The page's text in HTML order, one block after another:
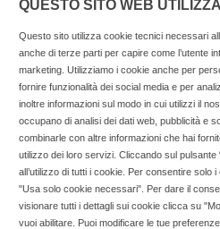
Copyright © 2025
professionisti della
Socialfarma.it è un marchio
Francesco, 19 - 73041 Carmiano
3276346536 Cell: 3297281965 -
QUESTO SITO WEB
Questo sito utilizza cookie tecnici necessari
anche di terze parti per capire come l’utente
marketing. Utilizziamo i cookie anche per
fornire funzionalità dei social media e per
inoltre informazioni sul modo in cui utilizzi il
occupano di analisi dei dati web, pubblicità e
combinarle con altre informazioni che hai
utilizzo dei loro servizi. Cliccando sul
all’utilizzo di tutti i cookie. Per consentire solo
"Usa solo cookie necessari". Per dare il
visionare tutti i dettagli sui cookie clicca su
vuoi abilitare. Puoi modificare le tue